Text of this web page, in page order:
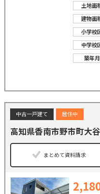
土地面
建物面
小学校
中学校
築年月
中古一戸建て 居住中
高知県香南市野市町大谷
まとめて資料請求